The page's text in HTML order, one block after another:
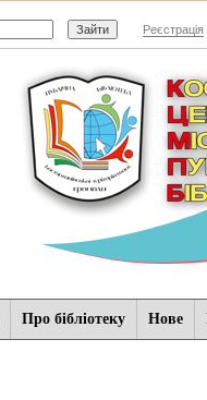
Реєстрація
Про бібліотеку Нове